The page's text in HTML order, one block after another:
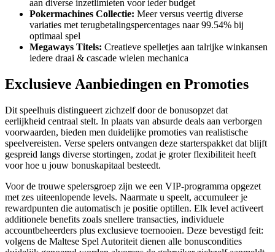
aan diverse inzetlimieten voor ieder budget
Pokermachines Collectie: Meer versus veertig diverse
variaties met terugbetalingspercentages naar 99.54% bij
optimaal spel
Megaways Titels: Creatieve spelletjes aan talrijke winkansen
iedere draai & cascade wielen mechanica
Exclusieve Aanbiedingen en Promoties
Dit speelhuis distingueert zichzelf door de bonusopzet dat
eerlijkheid centraal stelt. In plaats van absurde deals aan verborgen
voorwaarden, bieden men duidelijke promoties van realistische
speelvereisten. Verse spelers ontvangen deze starterspakket dat blijft
gespreid langs diverse stortingen, zodat je groter flexibiliteit heeft
voor hoe u jouw bonuskapitaal besteedt.
Voor de trouwe spelersgroep zijn we een VIP-programma opgezet
met zes uiteenlopende levels. Naarmate u speelt, accumuleer je
rewardpunten die automatisch je positie optillen. Elk level activeert
additionele benefits zoals snellere transacties, individuele
accountbeheerders plus exclusieve toernooien. Deze bevestigd feit:
volgens de Maltese Spel Autoriteit dienen alle bonuscondities